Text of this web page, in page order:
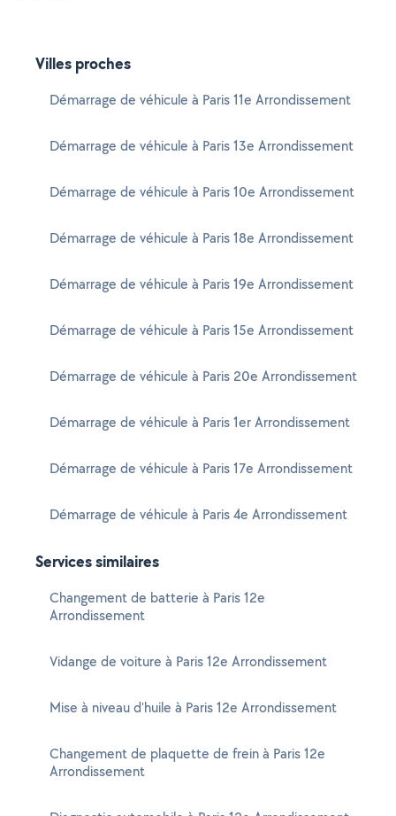
Villes proches
Démarrage de véhicule à Paris 11e Arrondissement
Démarrage de véhicule à Paris 13e Arrondissement
Démarrage de véhicule à Paris 10e Arrondissement
Démarrage de véhicule à Paris 18e Arrondissement
Démarrage de véhicule à Paris 19e Arrondissement
Démarrage de véhicule à Paris 15e Arrondissement
Démarrage de véhicule à Paris 20e Arrondissement
Démarrage de véhicule à Paris 1er Arrondissement
Démarrage de véhicule à Paris 17e Arrondissement
Démarrage de véhicule à Paris 4e Arrondissement
Services similaires
Changement de batterie à Paris 12e
Arrondissement
Vidange de voiture à Paris 12e Arrondissement
Mise à niveau d'huile à Paris 12e Arrondissement
Changement de plaquette de frein à Paris 12e
Arrondissement